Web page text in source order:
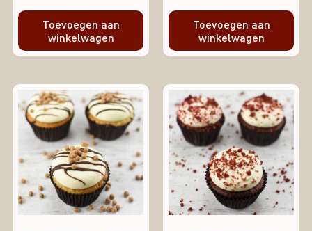
Toevoegen aan
winkelwagen
Toevoegen aan
winkelwagen